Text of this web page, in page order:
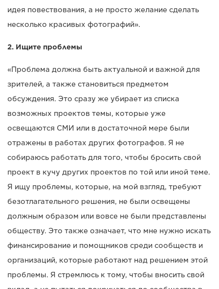
идея повествования, а не просто желание сделать
несколько красивых фотографий».
2. Ищите проблемы
«Проблема должна быть актуальной и важной для
зрителей, а также становиться предметом
обсуждения. Это сразу же убирает из списка
возможных проектов темы, которые уже
освещаются СМИ или в достаточной мере были
отражены в работах других фотографов. Я не
собираюсь работать для того, чтобы бросить свой
проект в кучу других проектов по той или иной теме.
Я ищу проблемы, которые, на мой взгляд, требуют
безотлагательного решения, не были освещены
должным образом или вовсе не были представлены
обществу. Это также означает, что мне нужно искать
финансирование и помощников среди сообществ и
организаций, которые работают над решением этой
проблемы. Я стремлюсь к тому, чтобы вносить свой